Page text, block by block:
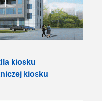
kiosku
kiosku